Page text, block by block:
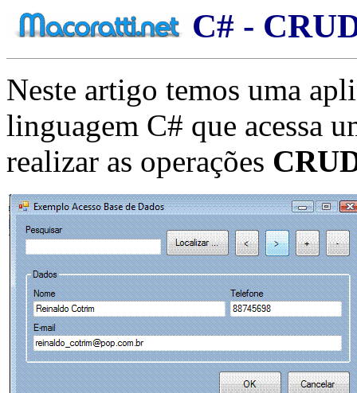
C# -
Neste artigo temos uma
linguagem C# que acessa
realizar as operações